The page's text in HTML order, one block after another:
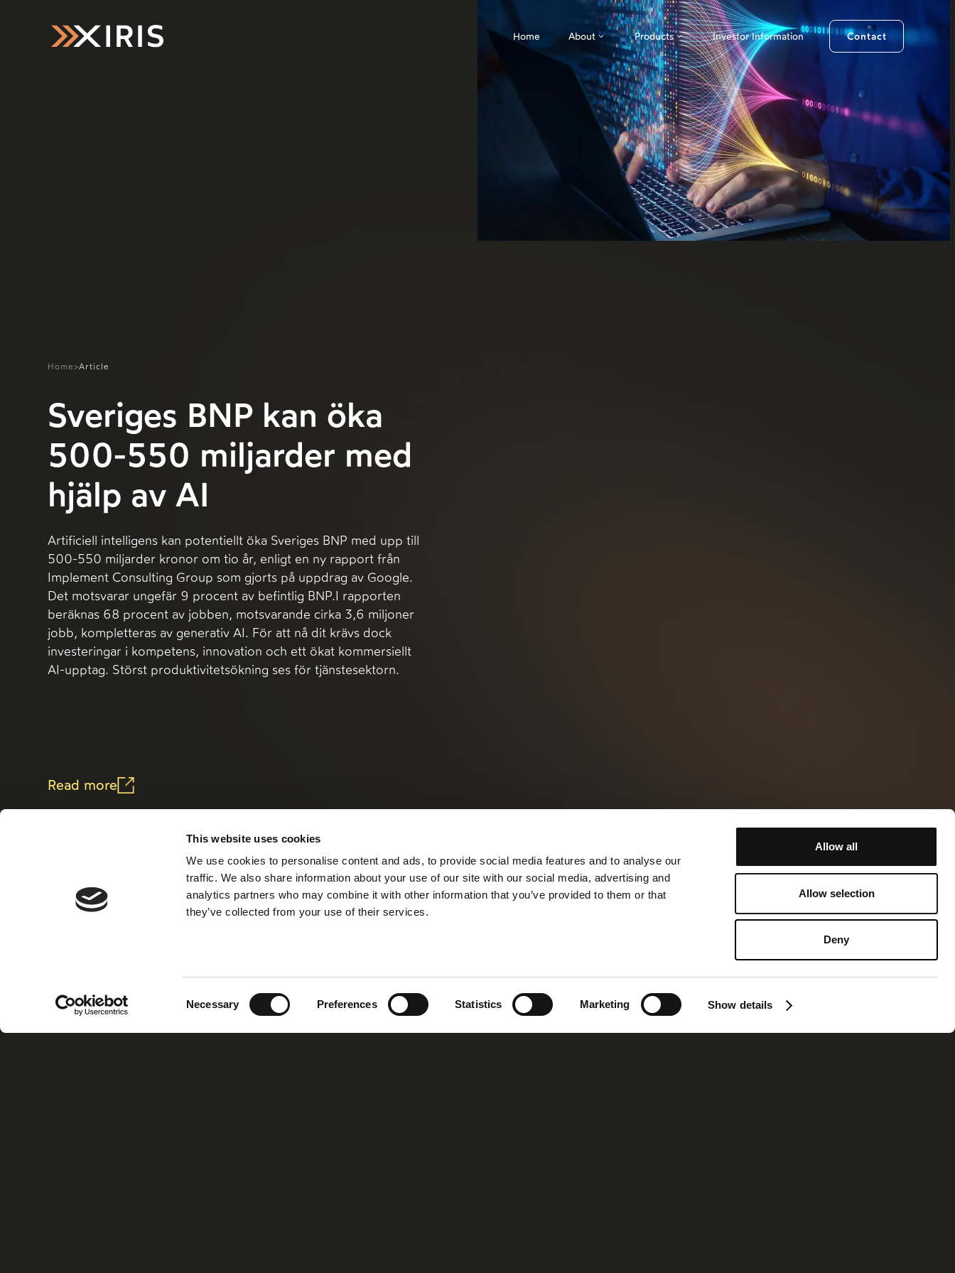
This website uses cookies
We use cookies to personalise content and ads, to provide social media features and to analyse our
traffic. We also share information about your use of our site with our social media, advertising and
analytics partners who may combine it with other information that you’ve provided to them or that
they’ve collected from your use of their services.
Necessary Preferences Statistics Marketing Show details
Allow all
Allow selection
Deny
Home About Products Investor Information Contact
Home>Article
Sveriges BNP kan öka
500-550 miljarder med
hjälp av AI
Artificiell intelligens kan potentiellt öka Sveriges BNP med upp till
500-550 miljarder kronor om tio år, enligt en ny rapport från
Implement Consulting Group som gjorts på uppdrag av Google.
Det motsvarar ungefär 9 procent av befintlig BNP.I rapporten
beräknas 68 procent av jobben, motsvarande cirka 3,6 miljoner
jobb, kompletteras av generativ AI. För att nå dit krävs dock
investeringar i kompetens, innovation och ett ökat kommersiellt
AI-upptag. Störst produktivitetsökning ses för tjänstesektorn.
Read more